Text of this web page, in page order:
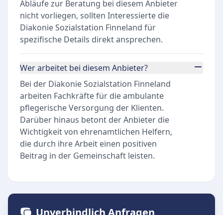
Abläufe zur Beratung bei diesem Anbieter
nicht vorliegen, sollten Interessierte die
Diakonie Sozialstation Finneland für
spezifische Details direkt ansprechen.
Wer arbeitet bei diesem Anbieter?
Bei der Diakonie Sozialstation Finneland
arbeiten Fachkräfte für die ambulante
pflegerische Versorgung der Klienten.
Darüber hinaus betont der Anbieter die
Wichtigkeit von ehrenamtlichen Helfern,
die durch ihre Arbeit einen positiven
Beitrag in der Gemeinschaft leisten.
Unverbindlich Anfragen